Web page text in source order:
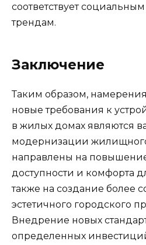
соответствует
трендам.
Заключение
Таким образом,
новые требования к
в жилых домах являются
модернизации
направлены на
доступности и комфорта
также на создание более
эстетичного городского
Внедрение новых
определенных